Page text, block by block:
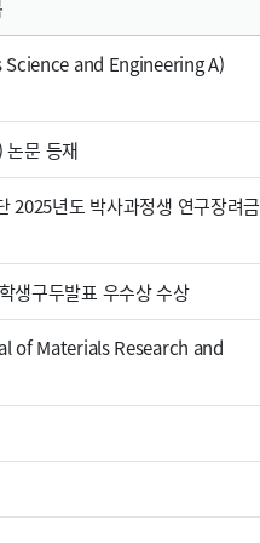
Science and Engineering A)
논문 등재
2025년도 박사과정생 연구장려금
생구두발표 우수상 수상
of Materials Research and